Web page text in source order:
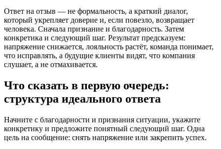
Ответ на отзыв — не формальность, а краткий диалог,
который укрепляет доверие и, если повезло, возвращает
человека. Сначала признание и благодарность. Затем
конкретика и следующий шаг. Результат предсказуем:
напряжение снижается, лояльность растёт, команда понимает,
что исправлять, а будущие клиенты видят, что компания
слушает, а не отмахивается.
Что сказать в первую очередь:
структура идеального ответа
Начните с благодарности и признания ситуации, укажите
конкретику и предложите понятный следующий шаг. Одна
цель на сообщение: снять напряжение или закрепить успех.